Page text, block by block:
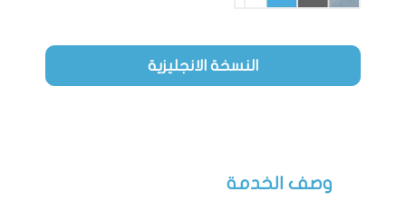
النسخة الانجليزية
وصف الخدمة